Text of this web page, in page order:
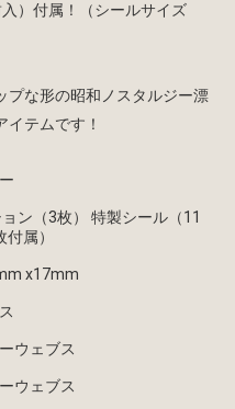
）付属！（シールサイズ
プな形の昭和ノスタルジー漂
テムです！
ン（3枚） 特製シール（11
属）
x17mm
ウェブス
ウェブス